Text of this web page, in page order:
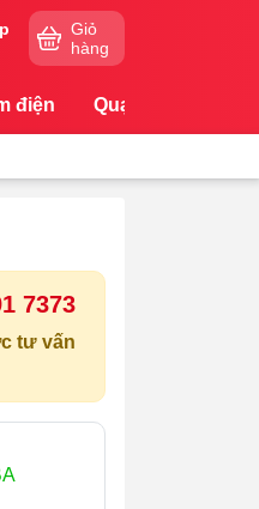
Giỏ
hàng
điện Quạt
7373
tư vấn